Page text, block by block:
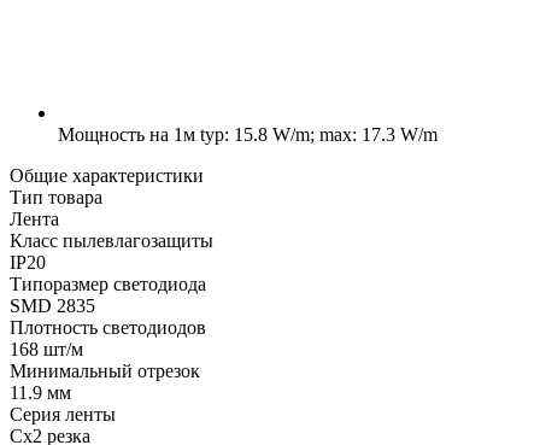
Мощность на 1м typ: 15.8 W/m; max: 17.3 W/m
Общие характеристики
Тип товара
Лента
Класс пылевлагозащиты
IP20
Типоразмер светодиода
SMD 2835
Плотность светодиодов
168 шт/м
Минимальный отрезок
11.9 мм
Серия ленты
Cx2 резка